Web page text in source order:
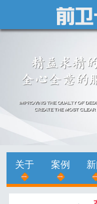
关于 案例